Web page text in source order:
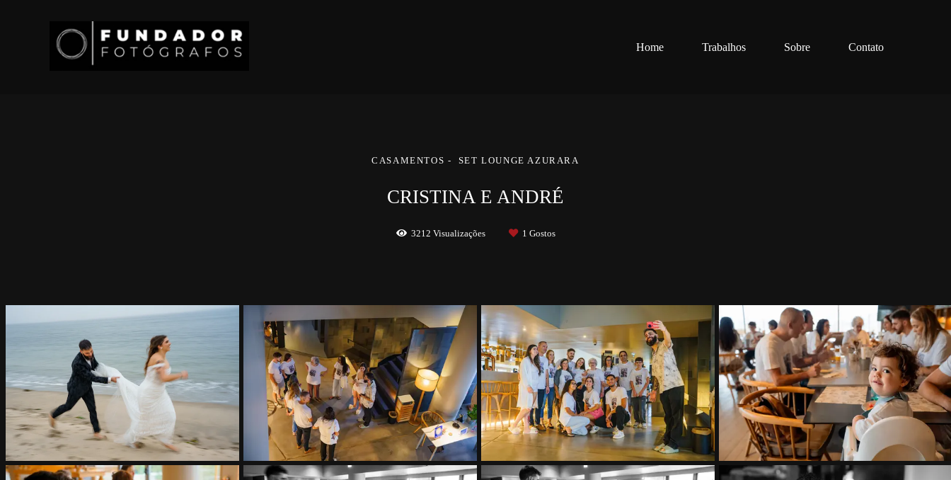
Home Trabalhos Sobre Contato
CASAMENTOS SET LOUNGE AZURARA
CRISTINA E ANDRÉ
3212 Visualizações 1 Gostos